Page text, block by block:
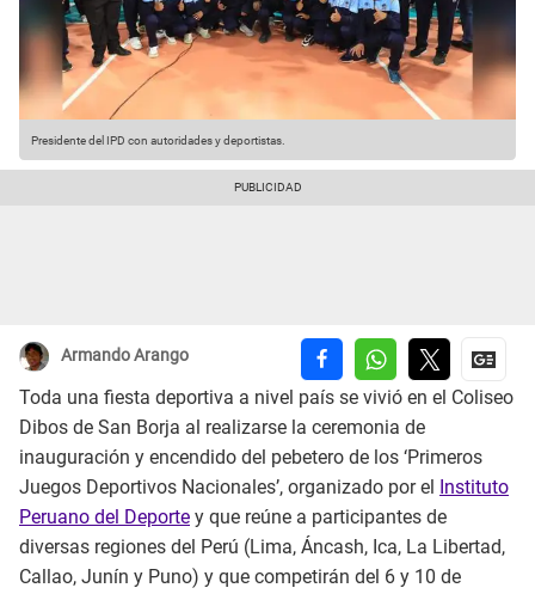
Presidente del IPD con autoridades y deportistas.
Armando Arango
Toda una fiesta deportiva a nivel país se vivió en el Coliseo
Dibos de San Borja al realizarse la ceremonia de
inauguración y encendido del pebetero de los ‘Primeros
Juegos Deportivos Nacionales’, organizado por el
Instituto
Peruano del Deporte y que reúne a participantes de
diversas regiones del Perú (Lima, Áncash, Ica, La Libertad,
Callao, Junín y Puno) y que competirán del 6 y 10 de